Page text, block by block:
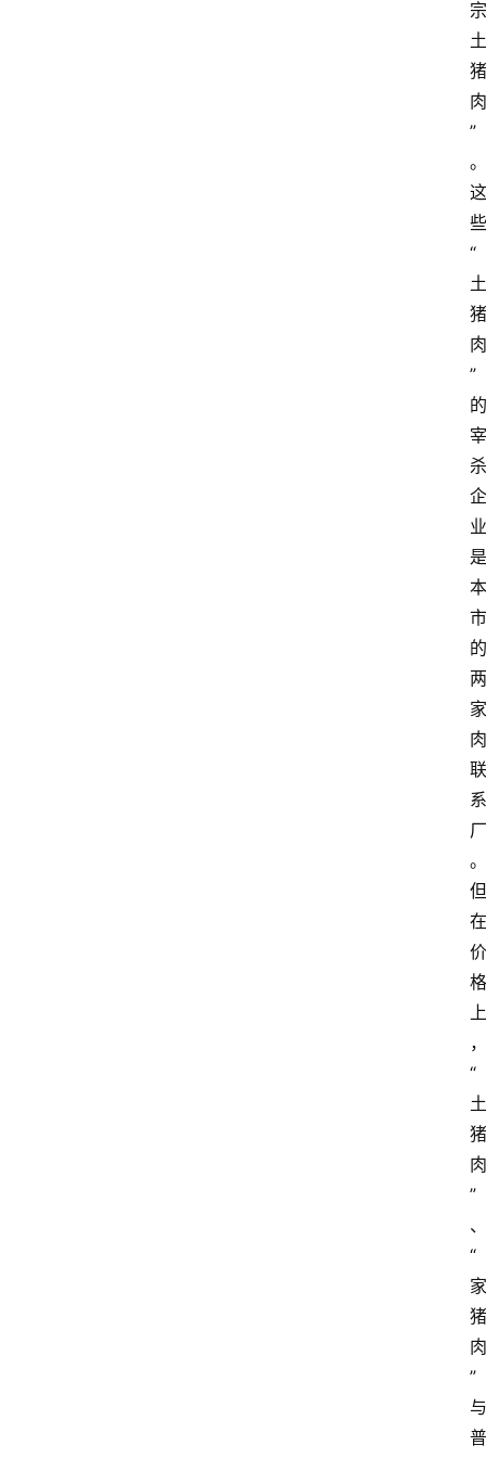
宗
土
猪
肉
”
。
这
些
“
土
猪
肉
”
的
宰
杀
企
业
是
本
市
的
两
家
肉
联
系
厂
。
但
在
价
格
上
，
“
土
猪
肉
”
、
“
家
猪
肉
”
与
普